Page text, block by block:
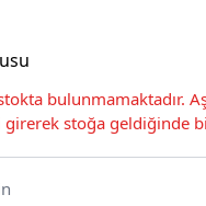
bulunmamaktadır.
girerek stoğa geldiğinde